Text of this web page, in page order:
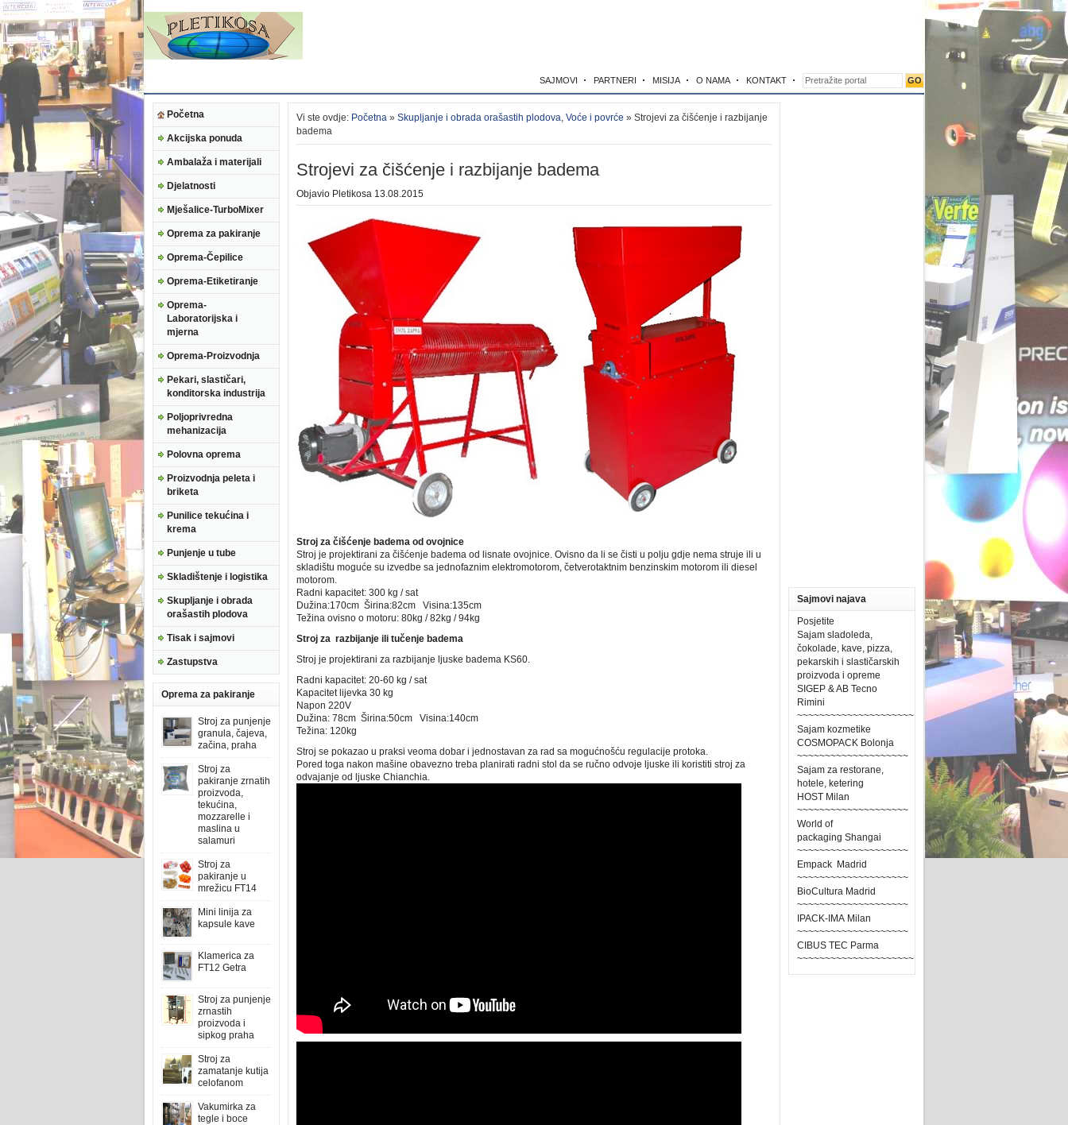
SAJMOVI PARTNERI MISIJA O NAMA KONTAKT
Početna
Akcijska ponuda
Ambalaža i materijali
Djelatnosti
Mješalice-TurboMixer
Oprema za pakiranje
Oprema-Čepilice
Oprema-Etiketiranje
Oprema-
Laboratorijska i
mjerna
Oprema-Proizvodnja
Pekari, slastičari,
konditorska industrija
Poljoprivredna
mehanizacija
Polovna oprema
Proizvodnja peleta i
briketa
Punilice tekućina i
krema
Punjenje u tube
Skladištenje i logistika
Skupljanje i obrada
orašastih plodova
Tisak i sajmovi
Zastupstva
Oprema za pakiranje
Stroj za punjenje
granula, čajeva,
začina, praha
Stroj za
pakiranje zrnatih
proizvoda,
tekućina,
mozzarelle i
maslina u
salamuri
Stroj za
pakiranje u
mrežicu FT14
Mini linija za
kapsule kave
Klamerica za
FT12 Getra
Stroj za punjenje
zrnastih
proizvoda i
sipkog praha
Stroj za
zamatanje kutija
celofanom
Vakumirka za
tegle i boce
Vi ste ovdje: Početna » Skupljanje i obrada orašastih plodova, Voće i povrće » Strojevi za čišćenje i razbijanje
badema
Strojevi za čišćenje i razbijanje badema
Objavio Pletikosa 13.08.2015
Stroj za čišćenje badema od ovojnice
Stroj je projektirani za čišćenje badema od lisnate ovojnice. Ovisno da li se čisti u polju gdje nema struje ili u
skladištu moguće su izvedbe sa jednofaznim elektromotorom, četverotaktnim benzinskim motorom ili diesel
motorom.
Radni kapacitet: 300 kg / sat
Dužina:170cm Širina:82cm Visina:135cm
Težina ovisno o motoru: 80kg / 82kg / 94kg
Stroj za razbijanje ili tučenje badema
Stroj je projektirani za razbijanje ljuske badema KS60.
Radni kapacitet: 20-60 kg / sat
Kapacitet lijevka 30 kg
Napon 220V
Dužina: 78cm Širina:50cm Visina:140cm
Težina: 120kg
Stroj se pokazao u praksi veoma dobar i jednostavan za rad sa mogućnošću regulacije protoka.
Pored toga nakon mašine obavezno treba planirati radni stol da se ručno odvoje ljuske ili koristiti stroj za
odvajanje od ljuske Chianchia.
Sajmovi najava
Posjetite
Sajam sladoleda,
čokolade, kave, pizza,
pekarskih i slastičarskih
proizvoda i opreme
SIGEP & AB Tecno
Rimini
~~~~~~~~~~~~~~~~~~~~~
Sajam kozmetike
COSMOPACK Bolonja
~~~~~~~~~~~~~~~~~~~~
Sajam za restorane,
hotele, ketering
HOST Milan
~~~~~~~~~~~~~~~~~~~~
World of
packaging Shangai
~~~~~~~~~~~~~~~~~~~~
Empack Madrid
~~~~~~~~~~~~~~~~~~~~
BioCultura Madrid
~~~~~~~~~~~~~~~~~~~~
IPACK-IMA Milan
~~~~~~~~~~~~~~~~~~~~
CIBUS TEC Parma
~~~~~~~~~~~~~~~~~~~~~